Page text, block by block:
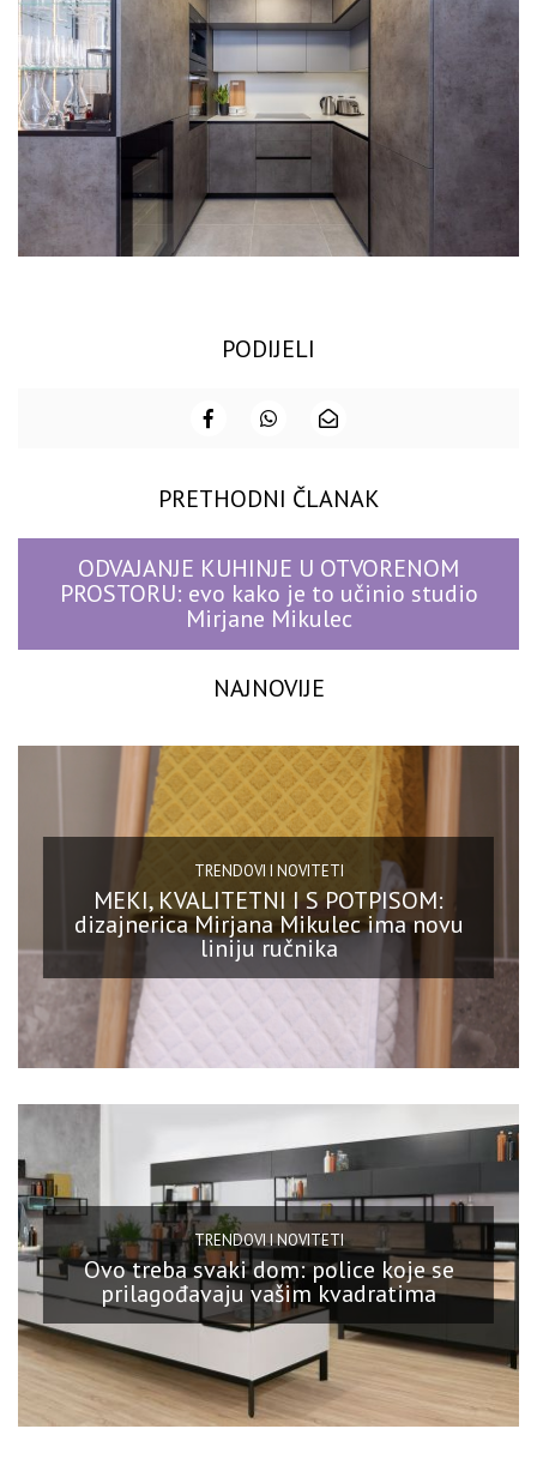
PODIJELI
PRETHODNI ČLANAK
ODVAJANJE KUHINJE U OTVORENOM
PROSTORU: evo kako je to učinio studio
Mirjane Mikulec
NAJNOVIJE
TRENDOVI I NOVITETI
MEKI, KVALITETNI I S POTPISOM:
dizajnerica Mirjana Mikulec ima novu
liniju ručnika
TRENDOVI I NOVITETI
Ovo treba svaki dom: police koje se
prilagođavaju vašim kvadratima